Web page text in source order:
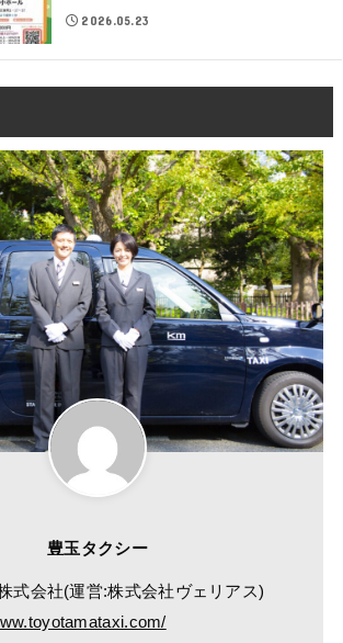
2026.05.23
豊玉タクシー
式会社(運営:株式会社ヴェリアス)